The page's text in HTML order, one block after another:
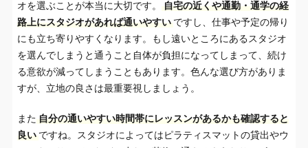
オを選ぶことが本当に大切です。
自宅の近くや通勤・通学の経
路上にスタジオがあれば通いやすい ですし、仕事や予定の帰り
にも立ち寄りやすくなります。もし遠いところにあるスタジオ
を選んでしまうと通うこと自体が負担になってしまって、続け
る意欲が減ってしまうこともあります。色んな選び方がありま
すが、立地の良さは最重要視しましょう。
また 自分の通いやすい時間帯にレッスンがあるかも確認すると
良い ですね。スタジオによってはピラティスマットの貸出やウ